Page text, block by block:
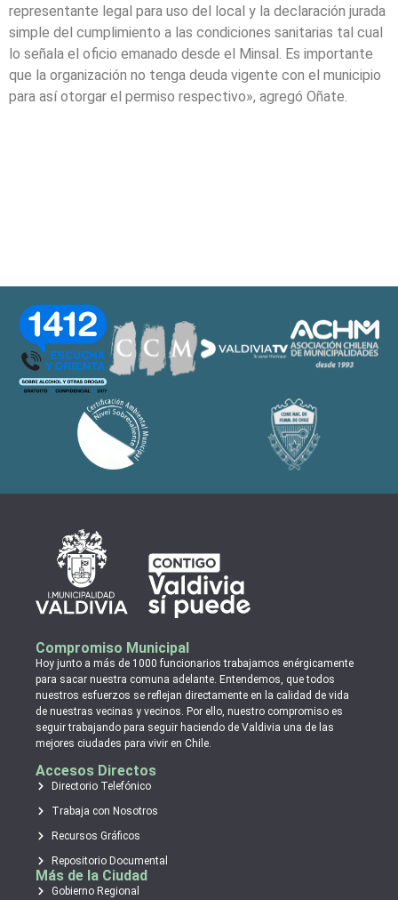
representante legal para uso del local y la declaración jurada
simple del cumplimiento a las condiciones sanitarias tal cual
lo señala el oficio emanado desde el Minsal. Es importante
que la organización no tenga deuda vigente con el municipio
para así otorgar el permiso respectivo», agregó Oñate.
Compromiso Municipal
Hoy junto a más de 1000 funcionarios trabajamos enérgicamente
para sacar nuestra comuna adelante. Entendemos, que todos
nuestros esfuerzos se reflejan directamente en la calidad de vida
de nuestras vecinas y vecinos. Por ello, nuestro compromiso es
seguir trabajando para seguir haciendo de Valdivia una de las
mejores ciudades para vivir en Chile.
Accesos Directos
Directorio Telefónico
Trabaja con Nosotros
Recursos Gráficos
Repositorio Documental
Más de la Ciudad
Gobierno Regional